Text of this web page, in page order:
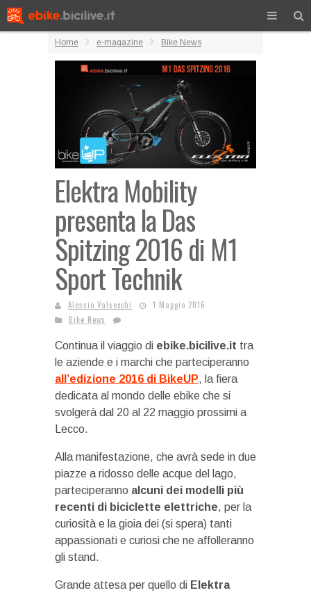
Home e-magazine Bike News
Elektra Mobility
presenta la Das
Spitzing 2016 di M1
Sport Technik
Alessio Valsecchi
1 Maggio 2016
Bike News
Continua il viaggio di ebike.bicilive.it tra
le aziende e i marchi che parteciperanno
all’edizione 2016 di BikeUP, la fiera
dedicata al mondo delle ebike che si
svolgerà dal 20 al 22 maggio prossimi a
Lecco.
Alla manifestazione, che avrà sede in due
piazze a ridosso delle acque del lago,
parteciperanno alcuni dei modelli più
recenti di biciclette elettriche, per la
curiosità e la gioia dei (si spera) tanti
appassionati e curiosi che ne affolleranno
gli stand.
Grande attesa per quello di Elektra